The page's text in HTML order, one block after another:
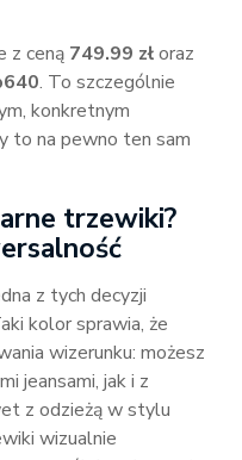
z ceną 749.99 złoraz
. To szczególnie
konkretnym
to na pewno ten sam
trzewiki?
z tych decyzji
kolor sprawia, że
wizerunku: możesz
jeansami, jak i z
z odzieżą w stylu
wizualnie